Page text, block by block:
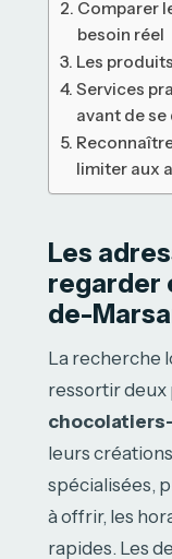
Comparer
besoin réel
Les
Services
avant de
limiter aux
Les
regarder
de-
La recherche
ressortir deux
leurs
spécialisées,
à offrir, les
rapides. Les